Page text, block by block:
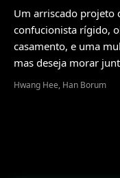
Um arriscado projeto
confucionista rígido,
casamento, e uma
mas deseja morar
Hwang Hee, Han Borum